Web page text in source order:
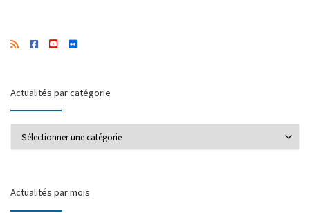
Actualités par catégorie
Actualités par mois